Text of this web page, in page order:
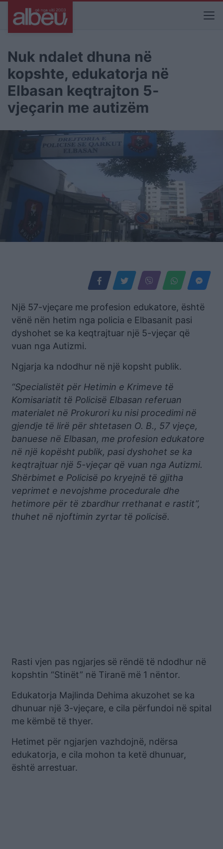
Nuk ndalet dhuna në
kopshte, edukatorja në
Elbasan keqtrajton 5-
vjeçarin me autizëm
Një 57-vjeçare me profesion edukatore, është
vënë nën hetim nga policia e Elbasanit pasi
dyshohet se ka keqtrajtuar një 5-vjeçar që
vuan nga Autizmi.
Ngjarja ka ndodhur në një kopsht publik.
“Specialistët për Hetimin e Krimeve të
Komisariatit të Policisë Elbasan referuan
materialet në Prokurori ku nisi procedimi në
gjendje të lirë për shtetasen O. B., 57 vjeçe,
banuese në Elbasan, me profesion edukatore
në një kopësht publik, pasi dyshohet se ka
keqtrajtuar një 5-vjeçar që vuan nga Autizmi.
Shërbimet e Policisë po kryejnë të gjitha
veprimet e nevojshme procedurale dhe
hetimore për të zbardhur rrethanat e rastit”,
thuhet në njoftimin zyrtar të policisë.
Rasti vjen pas ngjarjes së rëndë të ndodhur në
kopshtin “Stinët” në Tiranë më 1 nëntor.
Edukatorja Majlinda Dehima akuzohet se ka
dhunuar një 3-vjeçare, e cila përfundoi në spital
me këmbë të thyer.
Hetimet për ngjarjen vazhdojnë, ndërsa
edukatorja, e cila mohon ta ketë dhunuar,
është arrestuar.